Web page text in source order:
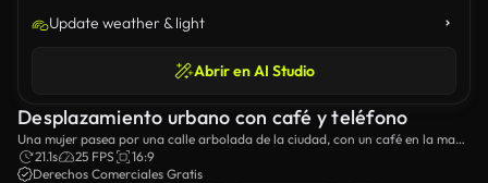
Update weather & light
Abrir en AI Studio
Desplazamiento urbano con café y teléfono
Una mujer pasea por una calle arbolada de la ciudad, con un café en la mano
y un teléfono inteligente listo.
21.1s 25 FPS
16:9
Derechos Comerciales Gratis